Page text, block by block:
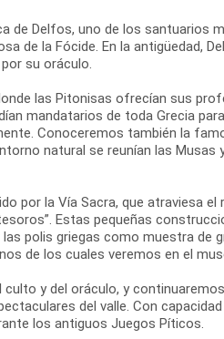
de Delfos, uno de los santuarios
de la Fócide. En la antigüedad,
su oráculo.
las Pitonisas ofrecían sus
mandatarios de toda Grecia
Conoceremos también la
natural se reunían las Musas
por la Vía Sacra, que atraviesa
Estas pequeñas
polis griegas como muestra de
de los cuales veremos en el
y del oráculo, y
del valle. Con
los antiguos Juegos Píticos.